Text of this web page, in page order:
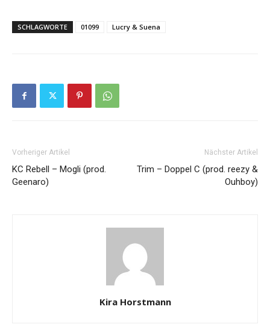
SCHLAGWORTE 01099 Lucry & Suena
Vorheriger Artikel
KC Rebell – Mogli (prod.
Geenaro)
Nächster Artikel
Trim – Doppel C (prod. reezy &
Ouhboy)
Kira Horstmann